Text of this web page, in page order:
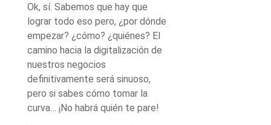
Ok, sí. Sabemos que hay que
lograr todo eso pero, ¿por dónde
empezar? ¿cómo? ¿quiénes? El
camino hacia la digitalización de
nuestros negocios
definitivamente será sinuoso,
pero si sabes cómo tomar la
curva… ¡No habrá quién te pare!